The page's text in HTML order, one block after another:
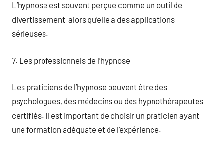
L’hypnose est souvent perçue comme un outil de
divertissement, alors qu’elle a des applications
sérieuses.
7. Les professionnels de l’hypnose
Les praticiens de l’hypnose peuvent être des
psychologues, des médecins ou des hypnothérapeutes
certifiés. Il est important de choisir un praticien ayant
une formation adéquate et de l’expérience.